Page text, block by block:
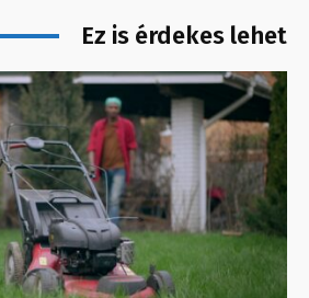
Ez is érdekes lehet